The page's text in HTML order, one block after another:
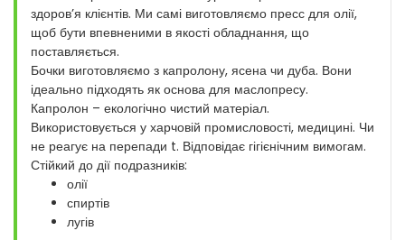
здоров’я клієнтів. Ми самі виготовляємо пресс для олії,
щоб бути впевненими в якості обладнання, що
поставляється.
Бочки виготовляємо з капролону, ясена чи дуба. Вони
ідеально підходять як основа для маслопресу.
Капролон – екологічно чистий матеріал.
Використовується у харчовій промисловості, медицині. Чи
не реагує на перепади t. Відповідає гігієнічним вимогам.
Стійкий до дії подразників:
олії
спиртів
лугів